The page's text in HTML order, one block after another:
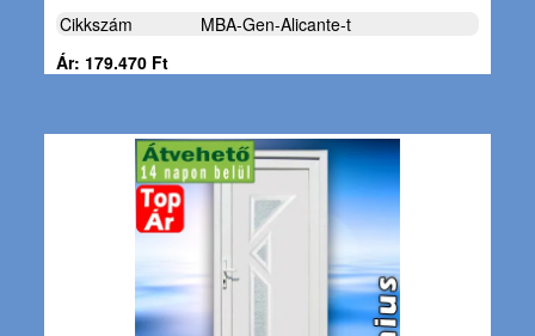
Cikkszám
MBA-Gen-Alicante-t
Ár: 179.470 Ft